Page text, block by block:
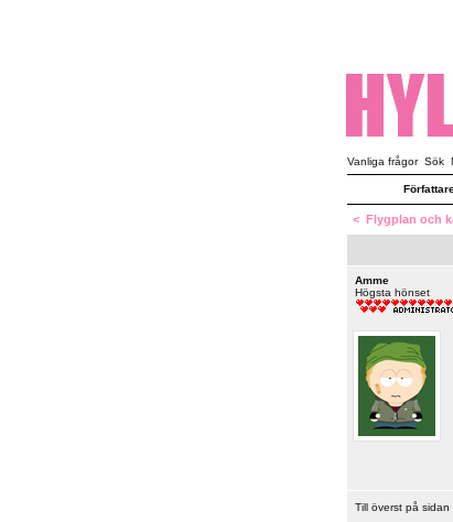
Vanliga frågor Sök
< Flygplan och
Amme
Högsta hönset
Till överst på sidan